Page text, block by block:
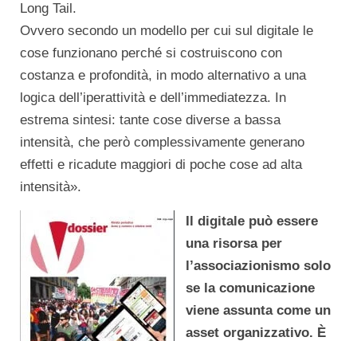
Long Tail.
Ovvero secondo un modello per cui sul digitale le
cose funzionano perché si costruiscono con
costanza e profondità, in modo alternativo a una
logica dell’iperattività e dell’immediatezza. In
estrema sintesi: tante cose diverse a bassa
intensità, che però complessivamente generano
effetti e ricadute maggiori di poche cose ad alta
intensità».
Il digitale può essere
una risorsa per
l’associazionismo solo
se la comunicazione
viene assunta come un
asset organizzativo. È